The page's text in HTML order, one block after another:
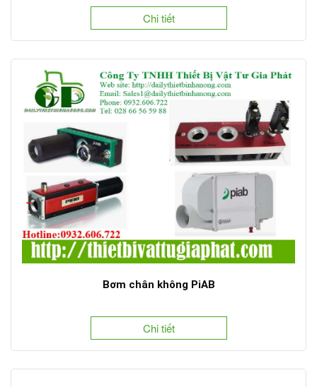
Chi tiết
Bơm chân không PiAB
Chi tiết